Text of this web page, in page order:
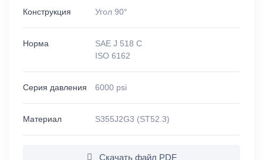
Конструкция Угол 90°
Норма
SAE J 518 C
ISO 6162
Серия давления 6000 psi
Материал S355J2G3 (ST52.3)
Скачать файл PDF